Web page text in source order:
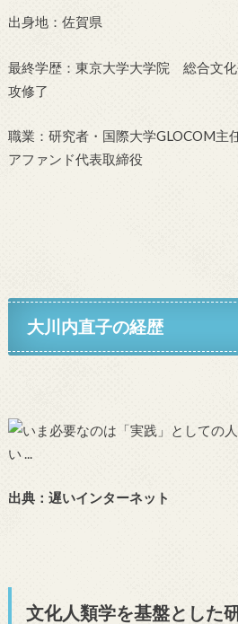
出身地：佐賀県
最終学歴：東京大学大学院 総合文
攻修了
職業：研究者・国際大学GLOCOM主
アファンド代表取締役
大川内直子の経歴
出典：遅いインターネット
文化人類学を基盤とした